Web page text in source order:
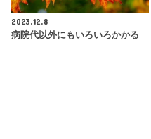
2023.12.8
病院代以外にもいろいろかかる